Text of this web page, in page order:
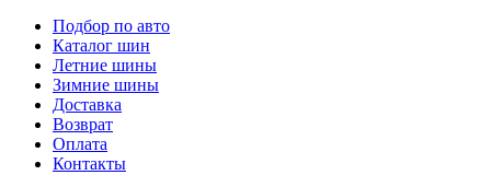
Подбор по авто
Каталог шин
Летние шины
Зимние шины
Доставка
Возврат
Оплата
Контакты